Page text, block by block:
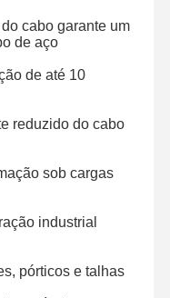
cabo garante um
de aço
de até 10
reduzido do cabo
sob cargas
industrial
pórticos e talhas